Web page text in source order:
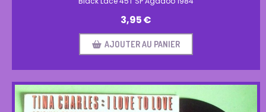
3,95€
AJOUTER AU PANIER